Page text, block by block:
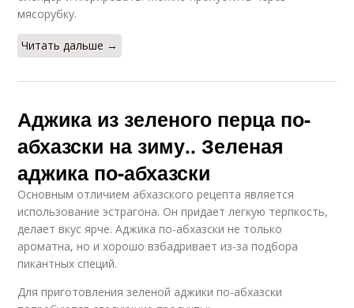
мясорубку.
Читать дальше →
Аджика из зеленого перца по-
абхазски на зиму.. Зеленая
аджика по-абхазски
Основным отличием абхазского рецепта является
использование эстрагона. Он придает легкую терпкость,
делает вкус ярче. Аджика по-абхазски не только
ароматна, но и хорошо взбадривает из-за подбора
пикантных специй.
Для приготовления зеленой аджики по-абхазски